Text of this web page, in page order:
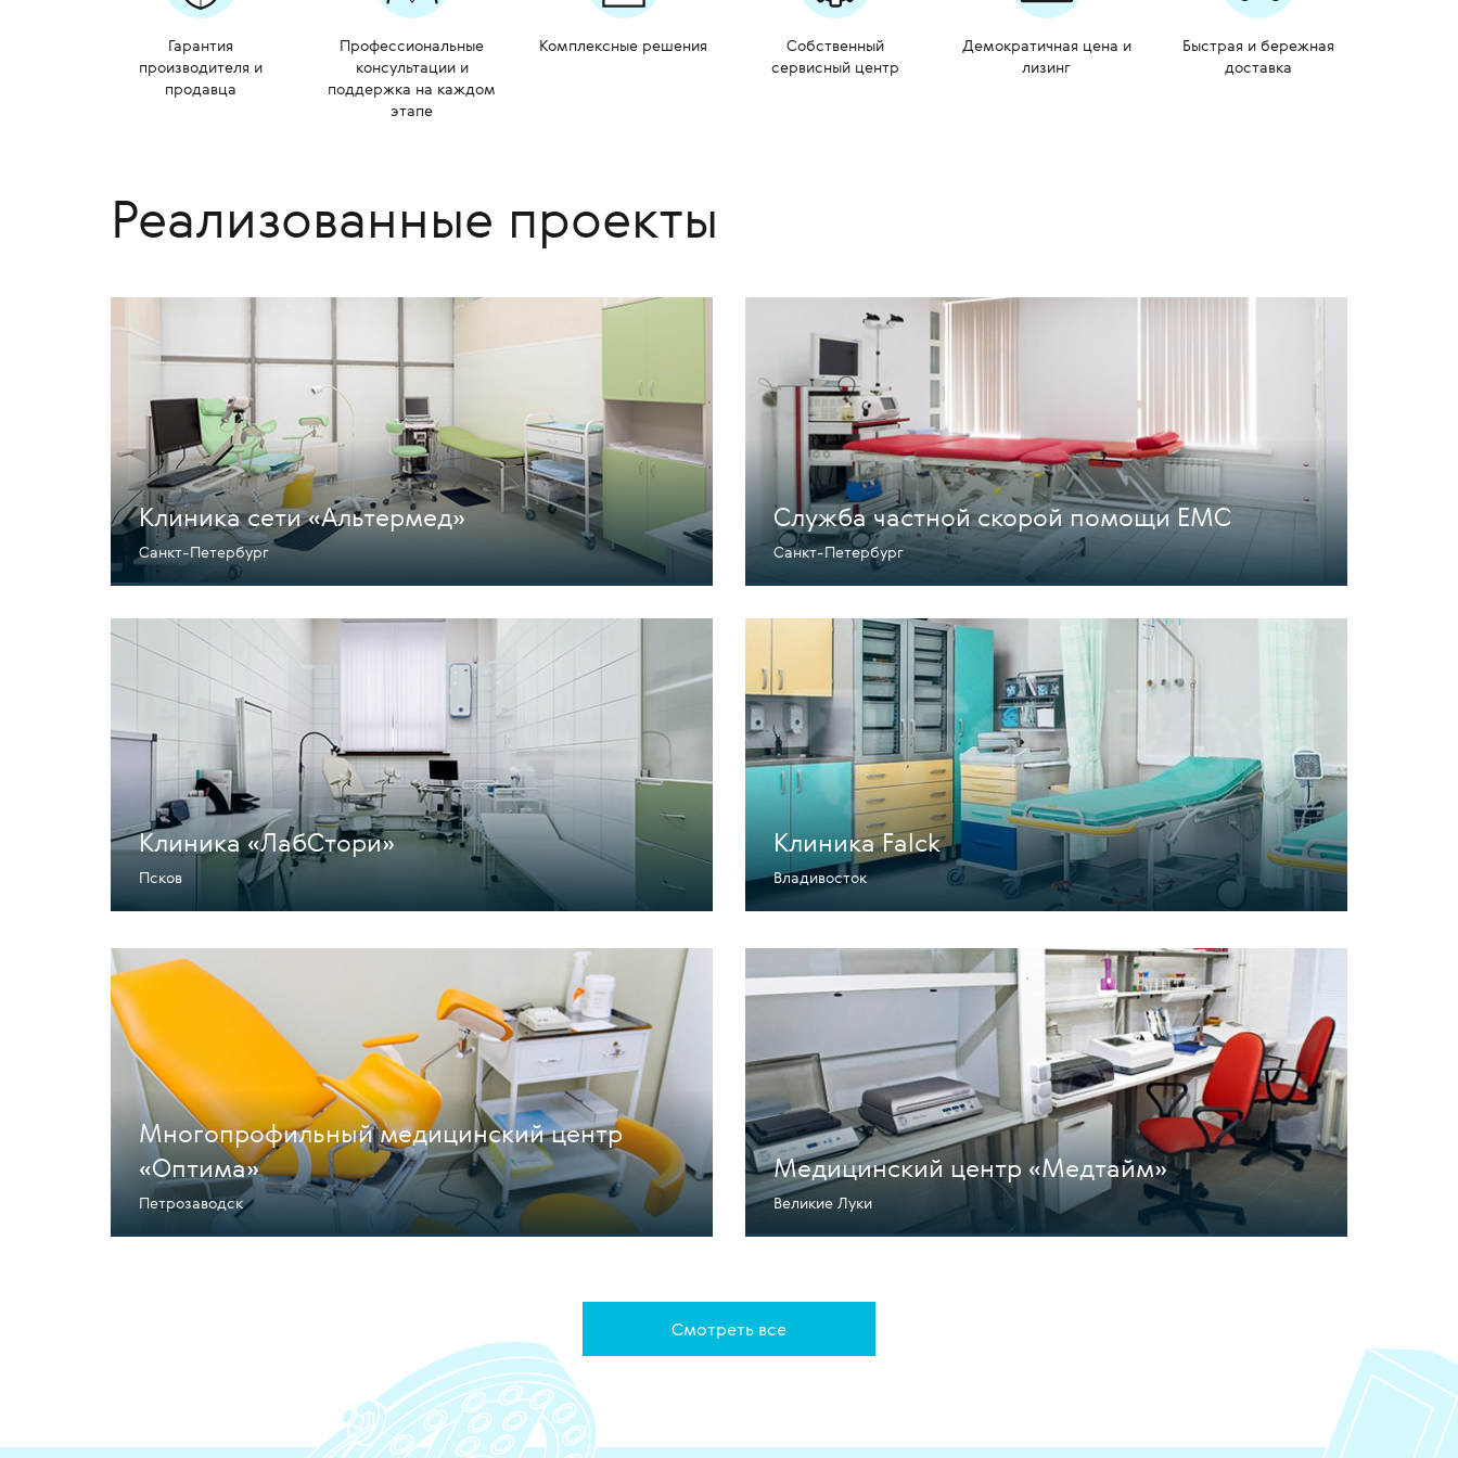
Гарантия
производителя и
продавца
Профессиональные
консультации и
поддержка на каждом
этапе
Комплексные решения
Собственный
сервисный центр
Демократичная цена и
лизинг
Быстрая и бережная
доставка
Реализованные проекты
Клиника сети «Альтермед»
Санкт-Петербург
Служба частной скорой помощи ЕМС
Санкт-Петербург
Клиника «ЛабСтори»
Псков
Клиника Falck
Владивосток
Многопрофильный медицинский центр
«Оптима»
Петрозаводск
Медицинский центр «Медтайм»
Великие Луки
Смотреть все